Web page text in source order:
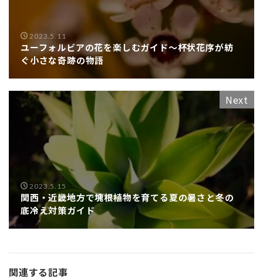
2023.5.11
ユーフォルビアの花を楽しむガイド～杯状花序が紡
ぐ小さな奇跡の物語
Next
2023.5.15
関西・近畿地方で塊根植物を育てる夏の暑さと冬の
底冷え対策ガイド
関連する記事